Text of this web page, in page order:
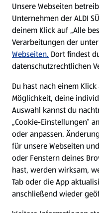
Nachhaltigkeit
Karriere
Presse
Hilfe & Kontakt
(öffnet in einem neuen
Unternehmen
Folge uns hier:
Unsere Webseiten
Unternehmen der ALDI
deinem Klick auf „Alle
Verarbeitungen der
Webseiten. Dort findest
datenschutzrechtlichen
Du hast nach einem
Möglichkeit, deine
Auswahl kannst du
„Cookie-Einstellungen“
oder anpassen.
für unsere Webseiten
oder Fenstern deines
hast, werden wirksam,
Tab oder die App
anschließend wieder